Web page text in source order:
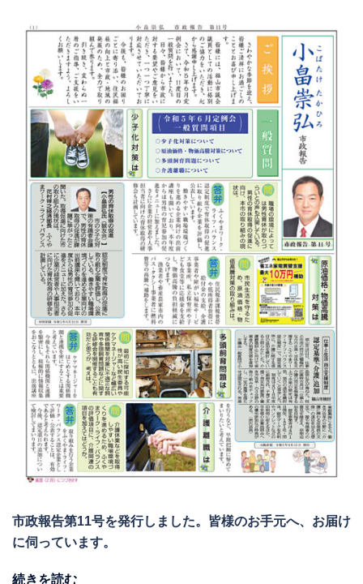
市政報告第11号を発行しました。皆様のお手元へ、お届け
に伺っています。
続きを読む